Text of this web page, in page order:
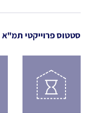
סטטוס פרוייקטי תמ"א